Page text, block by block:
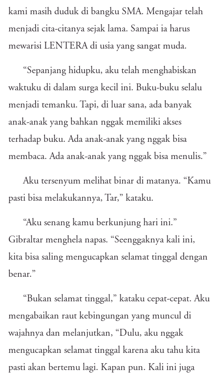
kami masih duduk di bangku SMA. Mengajar telah
menjadi cita-citanya sejak lama. Sampai ia harus
mewarisi LENTERA di usia yang sangat muda.
“Sepanjang hidupku, aku telah menghabiskan
waktuku di dalam surga kecil ini. Buku-buku selalu
menjadi temanku. Tapi, di luar sana, ada banyak
anak-anak yang bahkan nggak memiliki akses
terhadap buku. Ada anak-anak yang nggak bisa
membaca. Ada anak-anak yang nggak bisa menulis.”
Aku tersenyum melihat binar di matanya. “Kamu
pasti bisa melakukannya, Tar,” kataku.
“Aku senang kamu berkunjung hari ini.”
Gibraltar menghela napas. “Seenggaknya kali ini,
kita bisa saling mengucapkan selamat tinggal dengan
benar.”
“Bukan selamat tinggal,” kataku cepat-cepat. Aku
mengabaikan raut kebingungan yang muncul di
wajahnya dan melanjutkan, “Dulu, aku nggak
mengucapkan selamat tinggal karena aku tahu kita
pasti akan bertemu lagi. Kapan pun. Kali ini juga